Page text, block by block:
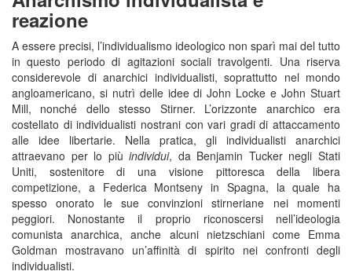
reazione
A essere precisi, l’individualismo ideologico non sparì mai del tutto
in questo periodo di agitazioni sociali travolgenti. Una riserva
considerevole di anarchici individualisti, soprattutto nel mondo
angloamericano, si nutrì delle idee di John Locke e John Stuart
Mill, nonché dello stesso Stirner. L’orizzonte anarchico era
costellato di individualisti nostrani con vari gradi di attaccamento
alle idee libertarie. Nella pratica, gli individualisti anarchici
attraevano per lo piùindividui, da Benjamin Tucker negli Stati
Uniti, sostenitore di una visione pittoresca della libera
competizione, a Federica Montseny in Spagna, la quale ha
spesso onorato le sue convinzioni stirneriane nei momenti
peggiori. Nonostante il proprio riconoscersi nell’ideologia
comunista anarchica, anche alcuni nietzschiani come Emma
Goldman mostravano un’affinità di spirito nei confronti degli
individualisti.